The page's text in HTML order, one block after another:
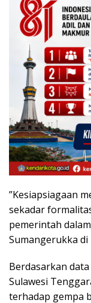
​”Kesiapsiagaan
sekadar
pemerintah
Sumangerukka
​Berdasarkan
Sulawesi
terhadap gempa